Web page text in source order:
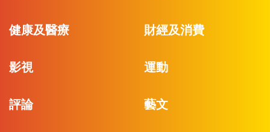
健康及醫療 財經及消費
影視 運動
評論 藝文